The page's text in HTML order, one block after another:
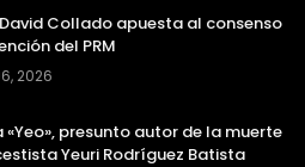
Collado apuesta al consenso
del PRM
2026
«Yeo», presunto autor de la muerte
Yeuri Rodríguez Batista